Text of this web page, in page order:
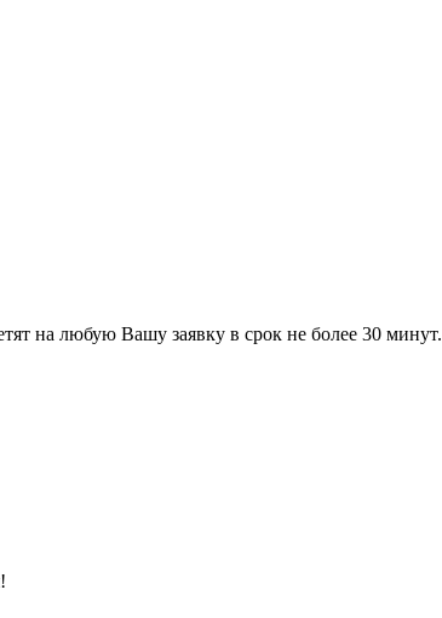
на любую Вашу заявку в срок не более 30 минут.